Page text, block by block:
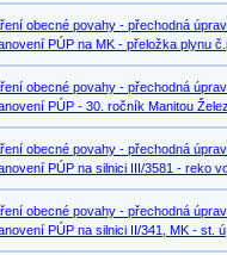
obecné povahy - přechodná
PÚP na MK - přeložka plynu
obecné povahy - přechodná
PÚP - 30. ročník Manitou
obecné povahy - přechodná
PÚP na silnici III/3581 - reko
obecné povahy - přechodná
PÚP na silnici II/341, MK - st. ú